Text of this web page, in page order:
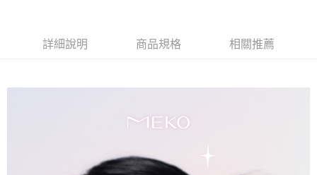
元大商業銀行
永豐商業銀行
相關說明
AFTEE先享後付是「在收到商品之後才付款」的支付方式。 讓您購物簡單
２．便利：只要手機號碼，簡訊認證，即可結帳。
３．安心：先確認商品／服務後，再付款。
詳細說明 商品規格 相關推薦